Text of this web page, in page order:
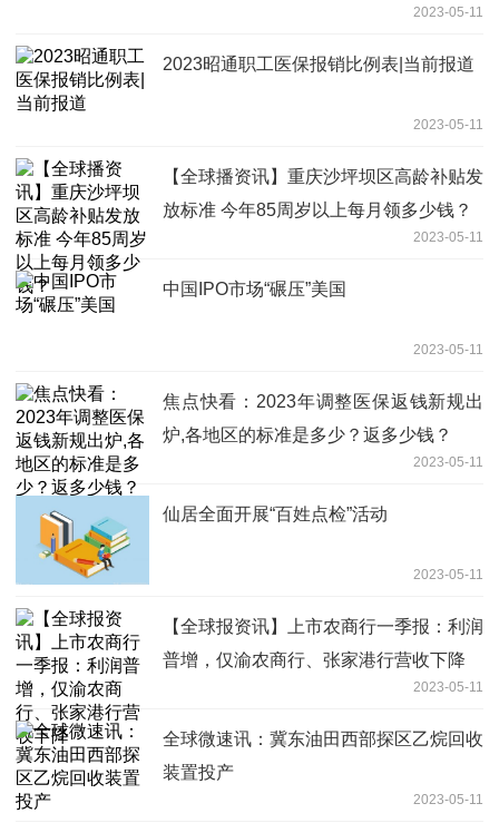
2023-05-11
2023昭通职工医保报销比例表|当前报道
2023-05-11
【全球播资讯】重庆沙坪坝区高龄补贴发
放标准 今年85周岁以上每月领多少钱？
2023-05-11
中国IPO市场“碾压”美国
2023-05-11
焦点快看：2023年调整医保返钱新规出
炉,各地区的标准是多少？返多少钱？
2023-05-11
仙居全面开展“百姓点检”活动
2023-05-11
【全球报资讯】上市农商行一季报：利润
普增，仅渝农商行、张家港行营收下降
2023-05-11
全球微速讯：冀东油田西部探区乙烷回收
装置投产
2023-05-11